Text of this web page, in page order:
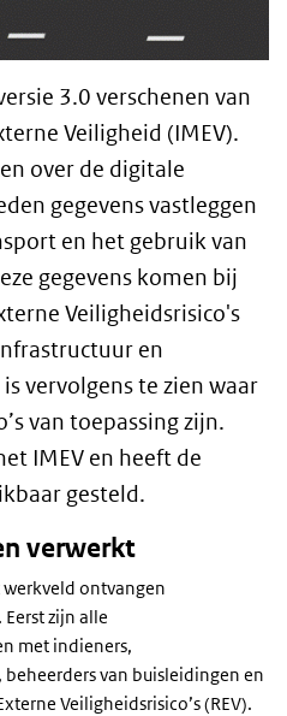
3.0 verschenen van
Veiligheid (IMEV).
over de digitale
gegevens vastleggen
en het gebruik van
gegevens komen bij
Veiligheidsrisico's
en
vervolgens te zien waar
van toepassing zijn.
IMEV en heeft de
gesteld.
verwerkt
ontvangen
zijn alle
met indieners,
van buisleidingen en
Veiligheidsrisico’s (REV).